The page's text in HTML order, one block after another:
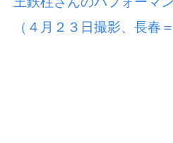
（４月２３日撮影、長春